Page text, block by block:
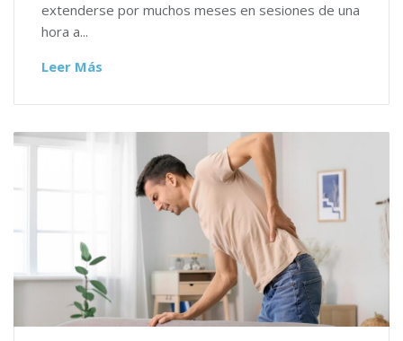
extenderse por muchos meses en sesiones de una
hora a...
Leer Más